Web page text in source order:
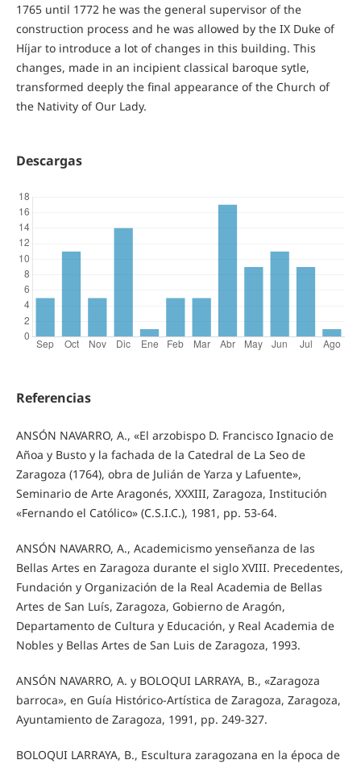
1765 until 1772 he was the general supervisor of the
construction process and he was allowed by the IX Duke of
Híjar to introduce a lot of changes in this building. This
changes, made in an incipient classical baroque sytle,
transformed deeply the final appearance of the Church of
the Nativity of Our Lady.
Descargas
Referencias
ANSÓN NAVARRO, A., «El arzobispo D. Francisco Ignacio de
Añoa y Busto y la fachada de la Catedral de La Seo de
Zaragoza (1764), obra de Julián de Yarza y Lafuente»,
Seminario de Arte Aragonés, XXXIII, Zaragoza, Institución
«Fernando el Católico» (C.S.I.C.), 1981, pp. 53-64.
ANSÓN NAVARRO, A., Academicismo yenseñanza de las
Bellas Artes en Zaragoza durante el siglo XVIII. Precedentes,
Fundación y Organización de la Real Academia de Bellas
Artes de San Luís, Zaragoza, Gobierno de Aragón,
Departamento de Cultura y Educación, y Real Academia de
Nobles y Bellas Artes de San Luis de Zaragoza, 1993.
ANSÓN NAVARRO, A. y BOLOQUI LARRAYA, B., «Zaragoza
barroca», en Guía Histórico-Artística de Zaragoza, Zaragoza,
Ayuntamiento de Zaragoza, 1991, pp. 249-327.
BOLOQUI LARRAYA, B., Escultura zaragozana en la época de